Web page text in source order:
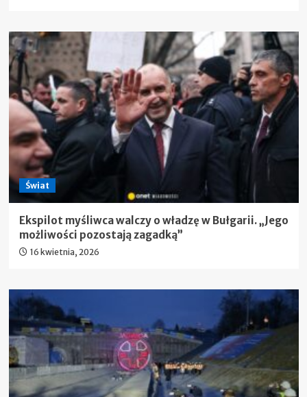
Świat
Ekspilot myśliwca walczy o władzę w Bułgarii. „Jego
możliwości pozostają zagadką”
16 kwietnia, 2026